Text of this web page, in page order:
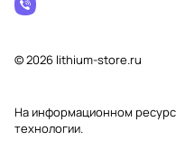
© 2026 lithium-store.ru
На информационном
технологии.